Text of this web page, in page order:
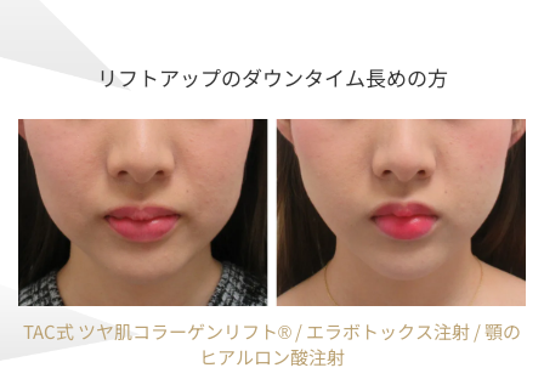
リフトアップのダウンタイム長めの方
TAC式 ツヤ肌コラーゲンリフト® / エラボトックス注射 / 顎の
ヒアルロン酸注射